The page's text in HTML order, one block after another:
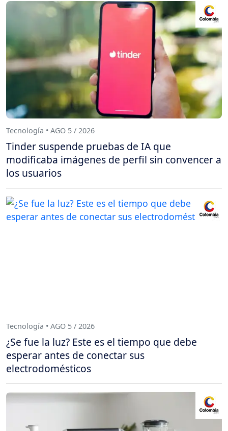
Tecnología • AGO 5 / 2026
Tinder suspende pruebas de IA que
modificaba imágenes de perfil sin convencer a
los usuarios
Tecnología • AGO 5 / 2026
¿Se fue la luz? Este es el tiempo que debe
esperar antes de conectar sus
electrodomésticos